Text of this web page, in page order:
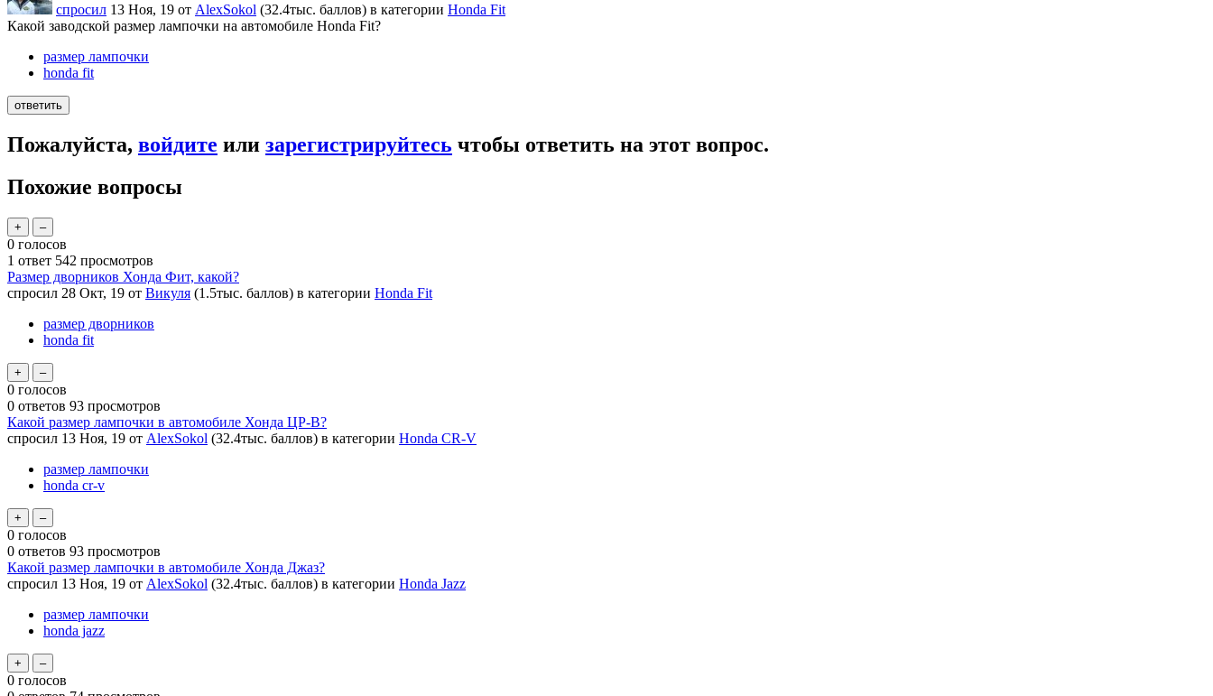
спросил 13 Ноя, 19 от AlexSokol (32.4тыс. баллов) в категории Honda Fit
Какой заводской размер лампочки на автомобиле Honda Fit?
размер лампочки
honda fit
Пожалуйста, войдите или зарегистрируйтесь чтобы ответить на этот вопрос.
Похожие вопросы
0 голосов
1 ответ 542 просмотров
Размер дворников Хонда Фит, какой?
спросил 28 Окт, 19 от Викуля (1.5тыс. баллов) в категории Honda Fit
размер дворников
honda fit
0 голосов
0 ответов 93 просмотров
Какой размер лампочки в автомобиле Хонда ЦР-В?
спросил 13 Ноя, 19 от AlexSokol (32.4тыс. баллов) в категории Honda CR-V
размер лампочки
honda cr-v
0 голосов
0 ответов 93 просмотров
Какой размер лампочки в автомобиле Хонда Джаз?
спросил 13 Ноя, 19 от AlexSokol (32.4тыс. баллов) в категории Honda Jazz
размер лампочки
honda jazz
0 голосов